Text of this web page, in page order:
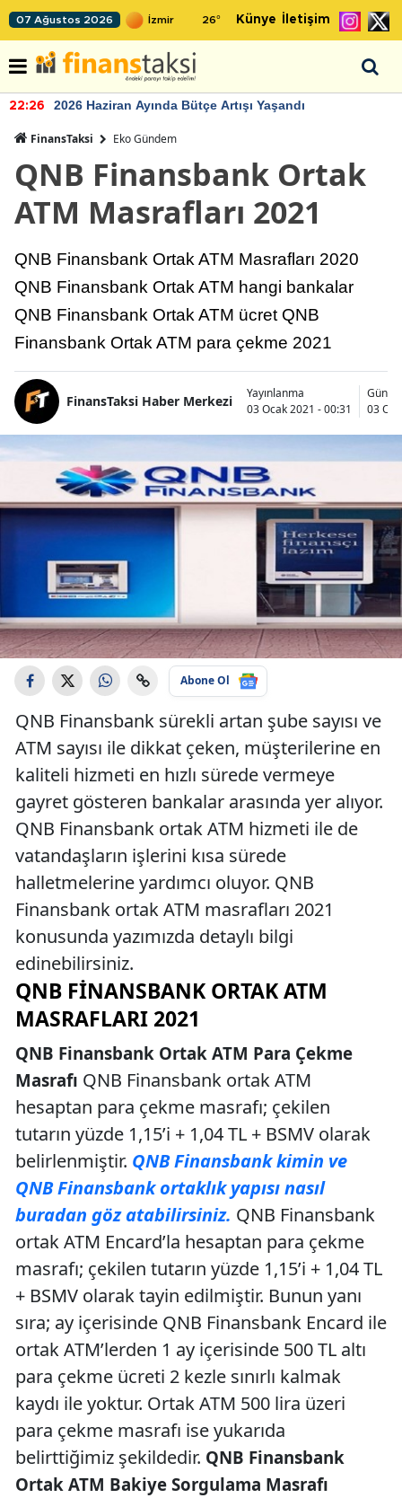
07 Ağustos 2026 26° Künye İletişim
22:26 2026 Haziran Ayında Bütçe Artışı Yaşandı
FinansTaksi Eko Gündem
QNB Finansbank Ortak
ATM Masrafları 2021
QNB Finansbank Ortak ATM Masrafları 2020
QNB Finansbank Ortak ATM hangi bankalar
QNB Finansbank Ortak ATM ücret QNB
Finansbank Ortak ATM para çekme 2021
FinansTaksi Haber Merkezi
Yayınlanma
03 Ocak 2021 - 00:31
03
Abone Ol
QNB Finansbank sürekli artan şube sayısı ve
ATM sayısı ile dikkat çeken, müşterilerine en
kaliteli hizmeti en hızlı sürede vermeye
gayret gösteren bankalar arasında yer alıyor.
QNB Finansbank ortak ATM hizmeti ile de
vatandaşların işlerini kısa sürede
halletmelerine yardımcı oluyor. QNB
Finansbank ortak ATM masrafları 2021
konusunda yazımızda detaylı bilgi
edinebilirsiniz.
QNB FINANSBANK ORTAK ATM
MASRAFLARI 2021
QNB Finansbank Ortak ATM Para Çekme
Masrafı QNB Finansbank ortak ATM
hesaptan para çekme masrafı; çekilen
tutarın yüzde 1,15’i + 1,04 TL + BSMV olarak
belirlenmiştir. QNB Finansbank kimin ve
QNB Finansbank ortaklık yapısı nasıl
buradan göz atabilirsiniz. QNB Finansbank
ortak ATM Encard’la hesaptan para çekme
masrafı; çekilen tutarın yüzde 1,15’i + 1,04 TL
+ BSMV olarak tayin edilmiştir. Bunun yanı
sıra; ay içerisinde QNB Finansbank Encard ile
ortak ATM’lerden 1 ay içerisinde 500 TL altı
para çekme ücreti 2 kezle sınırlı kalmak
kaydı ile yoktur. Ortak ATM 500 lira üzeri
para çekme masrafı ise yukarıda
belirttiğimiz şekildedir. QNB Finansbank
Ortak ATM Bakiye Sorgulama Masrafı